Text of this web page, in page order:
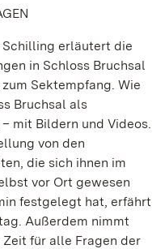
erläutert die
in Schloss Bruchsal
Sektempfang. Wie
Bruchsal als
mit Bildern und Videos.
von den
die sich ihnen im
vor Ort gewesen
festgelegt hat, erfährt
Außerdem nimmt
für alle Fragen der